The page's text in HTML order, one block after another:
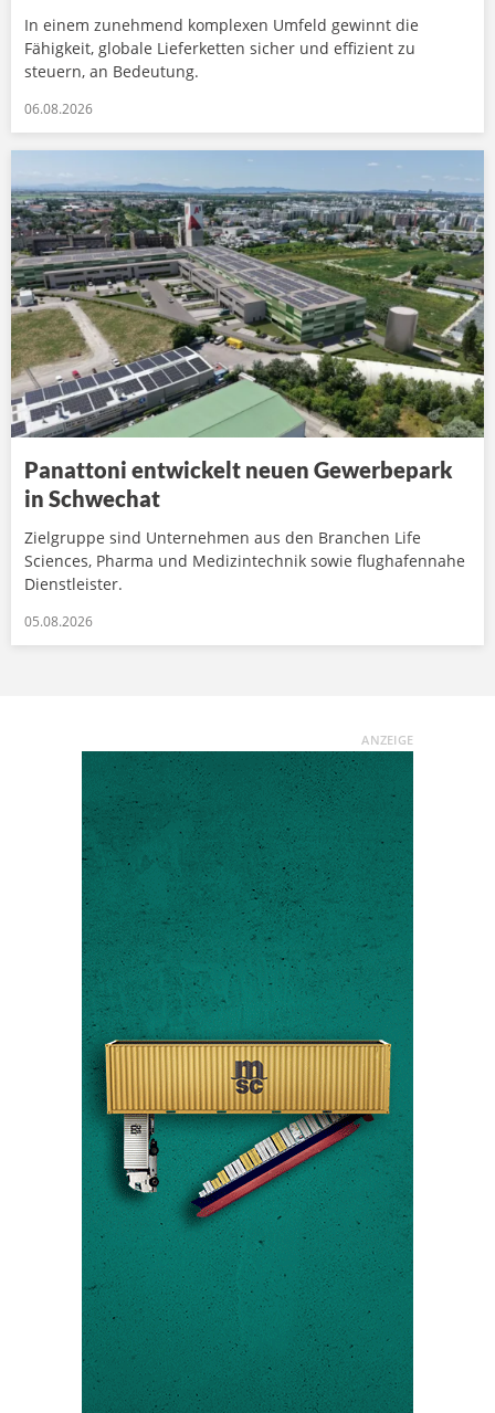
In einem zunehmend komplexen Umfeld gewinnt die
Fähigkeit, globale Lieferketten sicher und effizient zu
steuern, an Bedeutung.
06.08.2026
Panattoni entwickelt neuen Gewerbepark
in Schwechat
Zielgruppe sind Unternehmen aus den Branchen Life
Sciences, Pharma und Medizintechnik sowie flughafennahe
Dienstleister.
05.08.2026
ANZEIGE